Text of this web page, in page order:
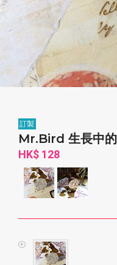
訂製
Mr.Bird 生長中
HK$ 128